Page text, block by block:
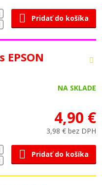
Pridať do košíka
NA SKLADE
4,90 €
3,98 € bez DPH
Pridať do košíka